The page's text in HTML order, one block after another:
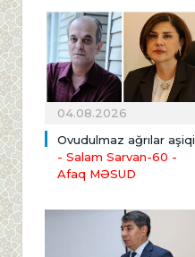
04.08.2026
Ovudulmaz ağrılar aşiqi
- Salam Sarvan-60 -
Afaq MƏSUD